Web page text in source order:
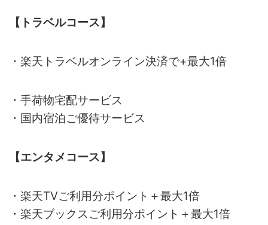
【トラベルコース】
・楽天トラベルオンライン決済で+最大1倍
・手荷物宅配サービス
・国内宿泊ご優待サービス
【エンタメコース】
・楽天TVご利用分ポイント＋最大1倍
・楽天ブックスご利用分ポイント＋最大1倍